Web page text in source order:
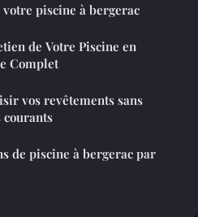
piscine à bergerac
de Votre Piscine en
Complet
vos revêtements sans
courants
de piscine à bergerac par